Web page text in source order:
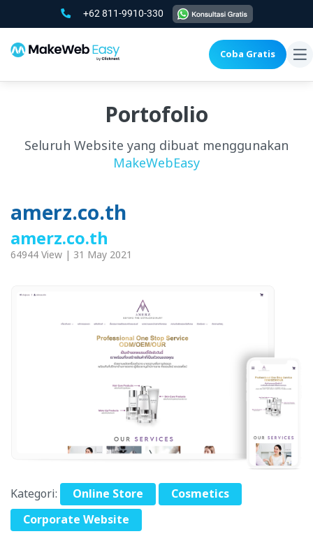
+62 811-9910-330
Coba Gratis
Portofolio
Seluruh Website yang dibuat menggunakan
MakeWebEasy
amerz.co.th
amerz.co.th
64944 View | 31 May 2021
Kategori: Online Store
Cosmetics
Corporate Website